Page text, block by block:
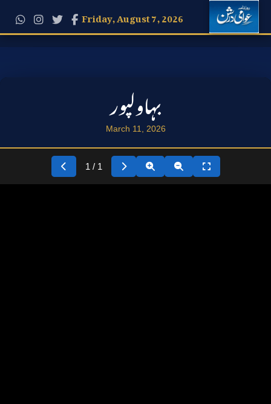
Friday, August 7, 2026
بہاولپور
March 11, 2026
1 / 1